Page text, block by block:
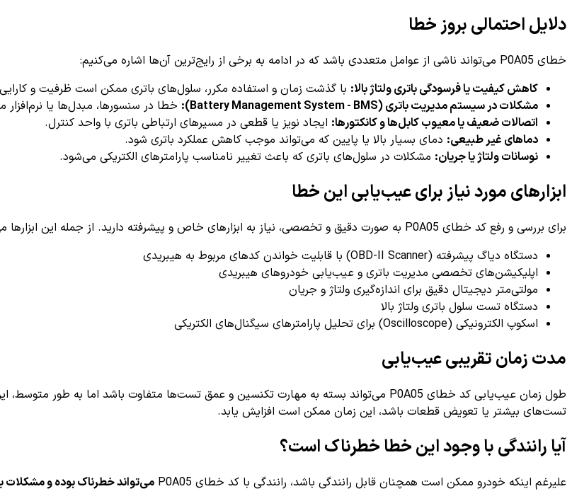
دلایل احتمالی بروز خطا
خطای P0A05 می‌تواند ناشی از عوامل متعددی باشد که در ادامه به برخی از رایج‌ترین آن‌ها اشاره می‌کنیم:
کاهش کیفیت یا فرسودگی باتری ولتاژ بالا: با گذشت زمان و استفاده مکرر، سلول‌های باتری ممکن است ظرفیت و
مشکلات در سیستم مدیریت باتری (Battery Management System - BMS):
خطا در سنسورها، مبدل‌ها یا نرم‌افزار
اتصالات ضعیف یا معیوب کابل‌ها و کانکتورها: ایجاد نویز یا قطعی در مسیرهای ارتباطی باتری با واحد کنترل.
دماهای غیر طبیعی: دمای بسیار بالا یا پایین که می‌تواند موجب کاهش عملکرد باتری شود.
نوسانات ولتاژ یا جریان: مشکلات در سلول‌های باتری که باعث تغییر نامناسب پارامترهای الکتریکی می‌شود.
ابزارهای مورد نیاز برای عیب‌یابی این خطا
برای بررسی و رفع کد خطای P0A05 به صورت دقیق و تخصصی، نیاز به ابزارهای خاص و پیشرفته دارید. از جمله این ابزارها می‌توان به موارد زیر اشاره کرد:
دستگاه دیاگ پیشرفته (OBD-II Scanner) با قابلیت خواندن کدهای مربوط به هیبریدی
اپلیکیشن‌های تخصصی مدیریت باتری و عیب‌یابی خودروهای هیبریدی
مولتی‌متر دیجیتال دقیق برای اندازه‌گیری ولتاژ و جریان
دستگاه تست سلول باتری ولتاژ بالا
اسکوپ الکترونیکی (Oscilloscope) برای تحلیل پارامترهای سیگنال‌های الکتریکی
مدت زمان تقریبی عیب‌یابی
طول زمان عیب‌یابی کد خطای P0A05 می‌تواند بسته به مهارت تکنسین و عمق تست‌ها متفاوت باشد اما به طور متوسط، این فرایند بین
تست‌های بیشتر یا تعویض قطعات باشد، این زمان ممکن است افزایش یابد.
آیا رانندگی با وجود این خطا خطرناک است؟
علیرغم اینکه خودرو ممکن است همچنان قابل رانندگی باشد، رانندگی با کد خطای P0A05 می‌تواند خطرناک بوده و مشکلات